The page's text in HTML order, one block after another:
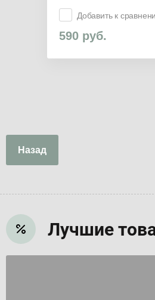
Добавить к
590 руб.
Назад
Лучшие